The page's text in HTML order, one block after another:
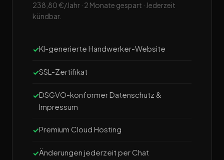
238,80 €/Jahr · 2 Monate gespart · Jederzeit
kündbar.
KI-generierte Handwerker-Website
SSL-Zertifikat
DSGVO-konformer Datenschutz &
Impressum
Premium Cloud Hosting
Änderungen jederzeit per Chat